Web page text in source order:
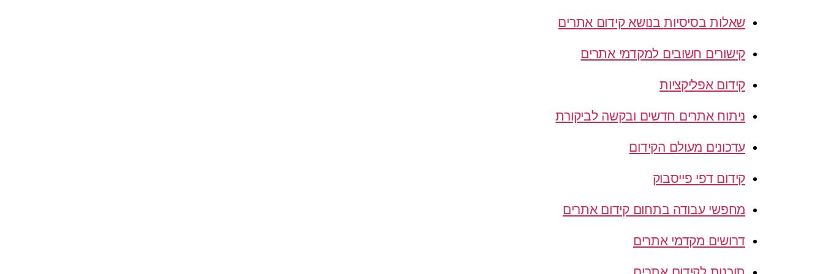
שאלות בסיסיות בנושא קידום אתרים
קישורים חשובים למקדמי אתרים
קידום אפליקציות
ניתוח אתרים חדשים ובקשה לביקורת
עדכונים מעולם הקידום
קידום דפי פייסבוק
מחפשי עבודה בתחום קידום אתרים
דרושים מקדמי אתרים